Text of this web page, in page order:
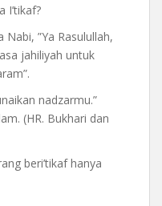
I’tikaf?
”Ya Rasulullah,
jahiliyah untuk
nadzarmu.”
(HR. Bukhari dan
beri’tikaf hanya